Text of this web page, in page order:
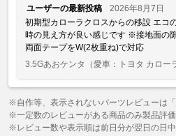
ユーザーの最新投稿
2026年8月7日
初期型カローラクロスからの移設 エコ
時の見え方が良い感じです ※接地面の
両面テープをW(2枚重ね)で対応
3.5Gあおケンタ
（愛車：トヨタ カロー
※自作等、表示されないパーツレビューは
※一定数のレビューがある商品のみ製品評価
※レビュー数や表示順は前日分が翌日の日中